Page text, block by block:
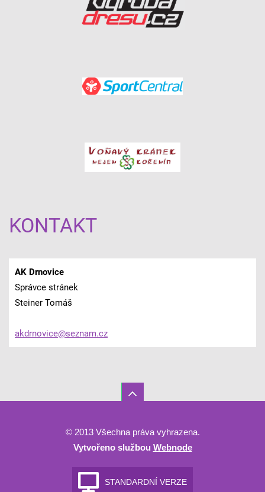
KONTAKT
AK Drnovice
Správce stránek
Steiner Tomáš
akdrnovice@seznam.cz
© 2013 Všechna práva vyhrazena.
Vytvořeno službou Webnode
STANDARDNÍ VERZE